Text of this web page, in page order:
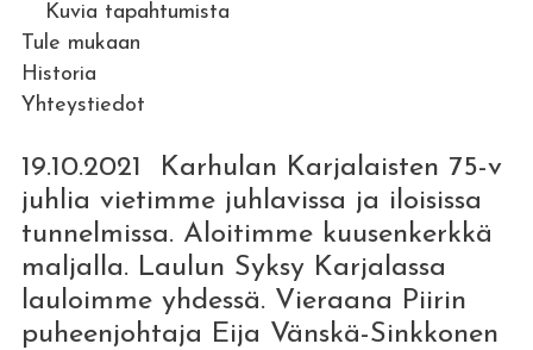
Kuvia tapahtumista
Tule mukaan
Historia
Yhteystiedot
19.10.2021 Karhulan Karjalaisten 75-v
juhlia vietimme juhlavissa ja iloisissa
tunnelmissa. Aloitimme kuusenkerkkä
maljalla. Laulun Syksy Karjalassa
lauloimme yhdessä. Vieraana Piirin
puheenjohtaja Eija Vänskä-Sinkkonen